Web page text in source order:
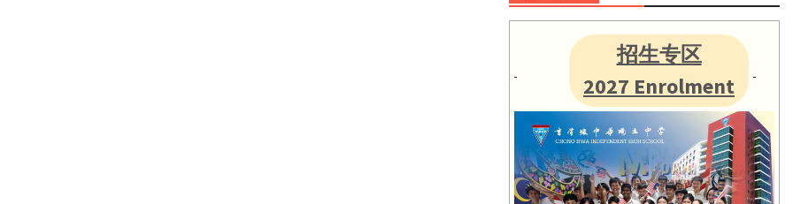
招生专区
2027 Enrolment